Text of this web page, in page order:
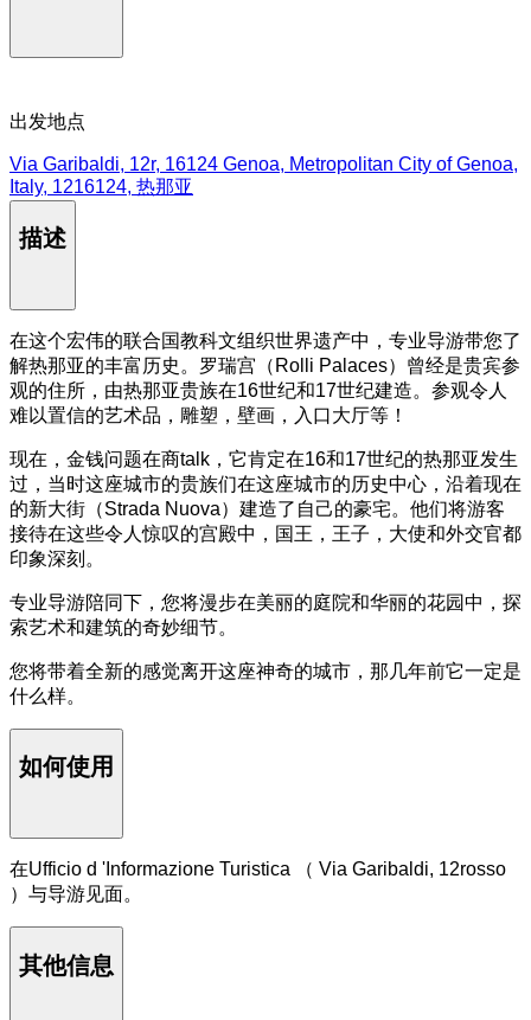
出发地点
Via Garibaldi, 12r, 16124 Genoa, Metropolitan City of Genoa,
Italy, 1216124, 热那亚
描述
在这个宏伟的联合国教科文组织世界遗产中，专业导游带您了
解热那亚的丰富历史。罗瑞宫（Rolli Palaces）曾经是贵宾参
观的住所，由热那亚贵族在16世纪和17世纪建造。参观令人
难以置信的艺术品，雕塑，壁画，入口大厅等！
现在，金钱问题在商talk，它肯定在16和17世纪的热那亚发生
过，当时这座城市的贵族们在这座城市的历史中心，沿着现在
的新大街（Strada Nuova）建造了自己的豪宅。他们将游客
接待在这些令人惊叹的宫殿中，国王，王子，大使和外交官都
印象深刻。
专业导游陪同下，您将漫步在美丽的庭院和华丽的花园中，探
索艺术和建筑的奇妙细节。
您将带着全新的感觉离开这座神奇的城市，那几年前它一定是
什么样。
如何使用
在Ufficio d 'Informazione Turistica （ Via Garibaldi, 12rosso
）与导游见面。
其他信息